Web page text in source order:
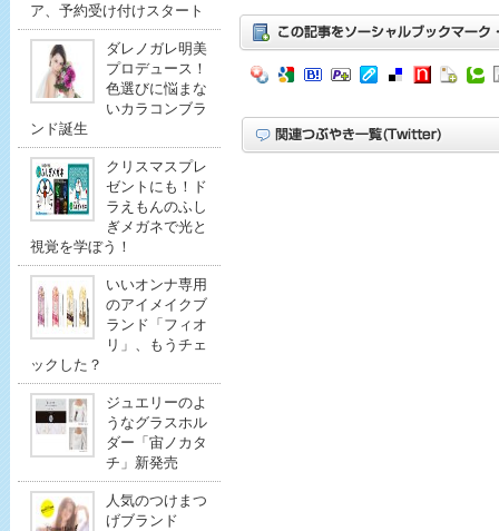
ア、予約受け付けスタート
ダレノガレ明美
プロデュース！
色選びに悩まな
いカラコンブラ
ンド誕生
クリスマスプレ
ゼントにも！ド
ラえもんのふし
ぎメガネで光と
視覚を学ぼう！
いいオンナ専用
のアイメイクブ
ランド「フィオ
リ」、もうチェ
ックした？
ジュエリーのよ
うなグラスホル
ダー「宙ノカタ
チ」新発売
人気のつけまつ
げブランド